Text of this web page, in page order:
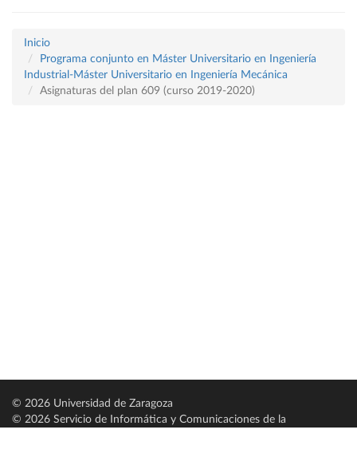
Inicio
Programa conjunto en Máster Universitario en Ingeniería
Industrial-Máster Universitario en Ingeniería Mecánica
Asignaturas del plan 609 (curso 2019-2020)
© 2026 Universidad de Zaragoza
© 2026 Servicio de Informática y Comunicaciones de la